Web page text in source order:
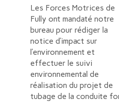
Les Forces Motrices de
Fully ont mandaté notre
bureau pour rédiger la
notice d’impact sur
l’environnement et
effectuer le suivi
environnemental de
réalisation du projet de
tubage de la conduite